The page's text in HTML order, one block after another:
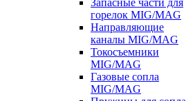
Запасные части для
горелок MIG/MAG
Направляющие
каналы MIG/MAG
Токосъемники
MIG/MAG
Газовые сопла
MIG/MAG